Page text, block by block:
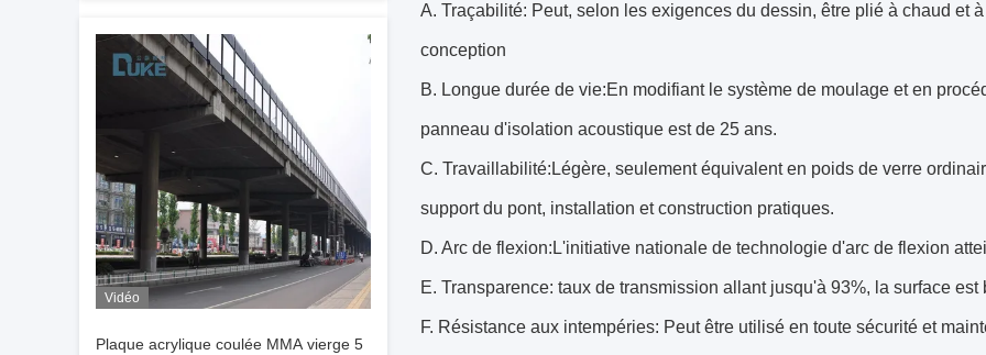
Vidéo
Plaque acrylique coulée MMA vierge 5
A. Traçabilité: Peut, selon les exigences du dessin, être plié à chaud et
conception
B. Longue durée de vie:En modifiant le système de moulage et en
panneau d'isolation acoustique est de 25 ans.
C. Travaillabilité:Légère, seulement équivalent en poids de verre
support du pont, installation et construction pratiques.
D. Arc de flexion:L'initiative nationale de technologie d'arc de flexion
E. Transparence: taux de transmission allant jusqu'à 93%, la surface
F. Résistance aux intempéries: Peut être utilisé en toute sécurité et